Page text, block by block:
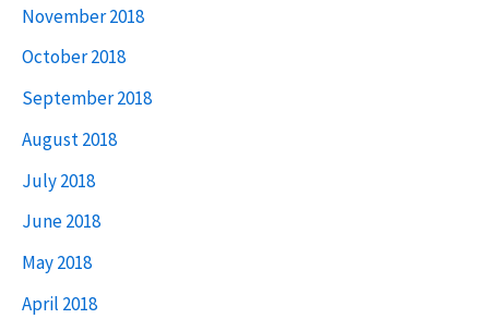
November 2018
October 2018
September 2018
August 2018
July 2018
June 2018
May 2018
April 2018